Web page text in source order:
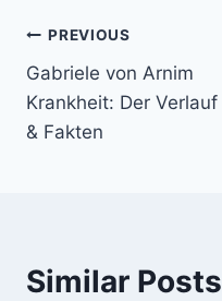
Post
navigation
PREVIOUS
Gabriele von Arnim
Krankheit: Der Verlauf
& Fakten
Similar Posts